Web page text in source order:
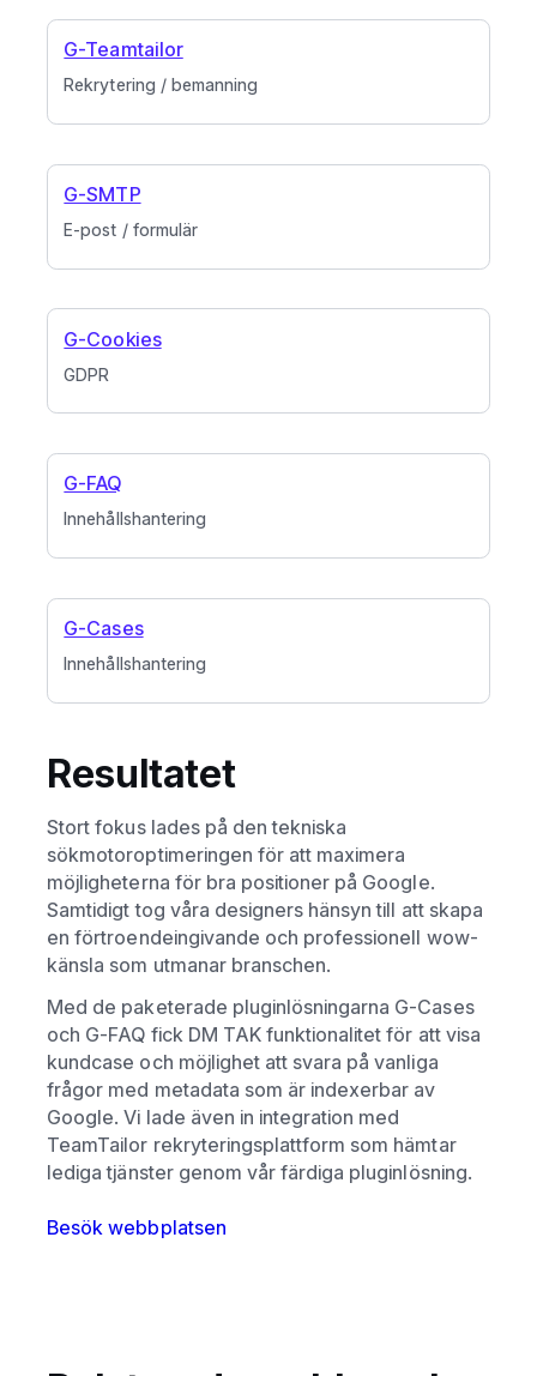
Rekrytering / bemanning
G-Teamtailor
E-post / formulär
G-SMTP
GDPR
G-Cookies
Innehållshantering
G-FAQ
Innehållshantering
G-Cases
Resultatet
Stort fokus lades på den tekniska
sökmotoroptimeringen för att maximera
möjligheterna för bra positioner på Google.
Samtidigt tog våra designers hänsyn till att skapa
en förtroendeingivande och professionell wow-
känsla som utmanar branschen.
Med de paketerade pluginlösningarna G-Cases
och G-FAQ fick DM TAK funktionalitet för att visa
kundcase och möjlighet att svara på vanliga
frågor med metadata som är indexerbar av
Google. Vi lade även in integration med
TeamTailor rekryteringsplattform som hämtar
lediga tjänster genom vår färdiga pluginlösning.
Besök webbplatsen